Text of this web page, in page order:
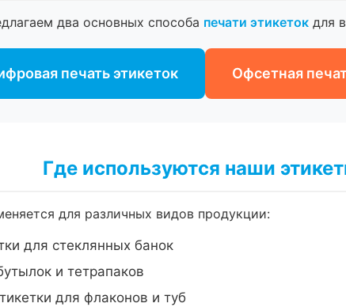
два основных способа печати этикетокдля
печать этикеток Офсетная
Где используются наши
для различных видов продукции:
для стеклянных банок
и тетрапаков
для флаконов и туб